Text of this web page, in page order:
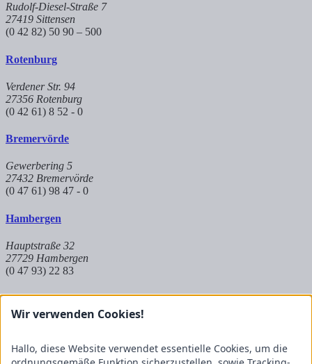
Rudolf-Diesel-Straße 7
27419 Sittensen
(0 42 82) 50 90 – 500
Rotenburg
Verdener Str. 94
27356 Rotenburg
(0 42 61) 8 52 - 0
Bremervörde
Gewerbering 5
27432 Bremervörde
(0 47 61) 98 47 - 0
Hambergen
Hauptstraße 32
27729 Hambergen
(0 47 93) 22 83
Hoya
(0 42 51) 9 83 8 - 573
Wir verwenden Cookies!
Hallo, diese Website verwendet essentielle Cookies, um die